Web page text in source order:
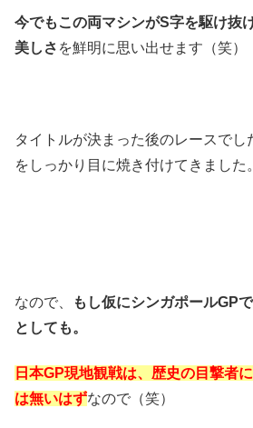
今でもこの両マシンがS字を駆け抜
美しさ を鮮明に思い出せます（笑）
タイトルが決まった後のレースで
をしっかり目に焼き付けてきました。
なので、
もし仮にシンガポールGP
としても。
日本GP現地観戦は、歴史の目撃者
は無いはずなので（笑）